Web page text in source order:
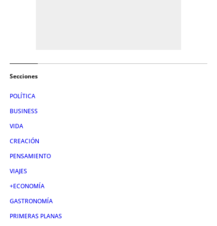
Secciones
POLÍTICA
BUSINESS
VIDA
CREACIÓN
PENSAMIENTO
VIAJES
+ECONOMÍA
GASTRONOMÍA
PRIMERAS PLANAS